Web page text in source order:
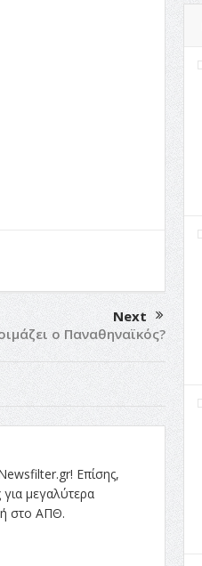
Next
ο Παναθηναϊκός?
Επίσης,
μεγαλύτερα
στο ΑΠΘ.